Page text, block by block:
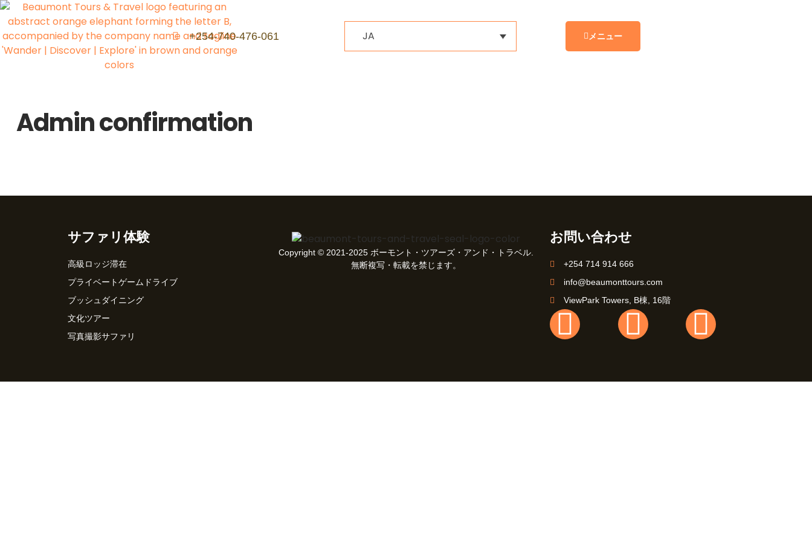
+254-740-476-061 JA メニュー
Admin confirmation
サファリ体験
高級ロッジ滞在
プライベートゲームドライブ
ブッシュダイニング
文化ツアー
写真撮影サファリ
Copyright © 2021-2025 ボーモント・ツアーズ・アンド・トラベル.
無断複写・転載を禁じます。
お問い合わせ
+254 714 914 666
info@beaumonttours.com
ViewPark Towers, B棟, 16階